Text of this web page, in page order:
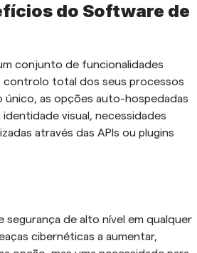
do Software de
conjunto de funcionalidades
controlo total dos seus processos
as opções auto-hospedadas
visual, necessidades
através das APIs ou plugins
segurança de alto nível em qualquer
cibernéticas a aumentar,